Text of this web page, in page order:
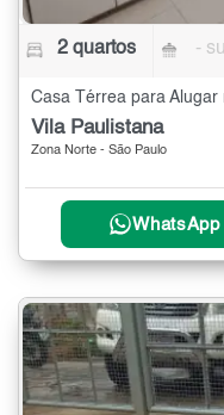
2 quartos -
Vila Paulistana
Zona Norte - São Paulo
WhatsApp